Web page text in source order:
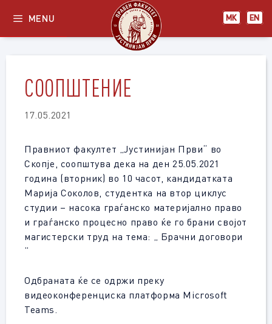
content
МК EN
MENU
СООПШТЕНИЕ
17.05.2021
Правниот факултет „Јустинијан Први“ во
Скопје, соопштува дека на ден 25.05.2021
година (вторник) во 10 часот, кандидатката
Марија Соколов, студентка на втор циклус
студии – насока граѓанско материјално право
и граѓанско процесно право ќе го брани својот
магистерски труд на тема: „ Брачни договори
“
Одбраната ќе се одржи преку
видеоконференциска платформа Microsoft
Teams.